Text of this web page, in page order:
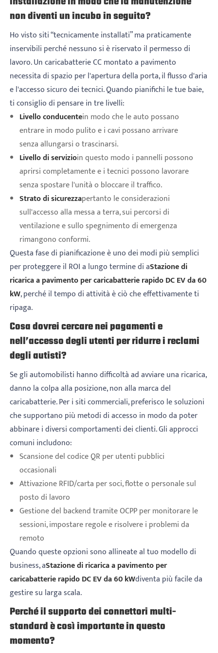
non diventi un incubo in seguito?
Ho visto siti “tecnicamente installati” ma praticamente
inservibili perché nessuno si è riservato il permesso di
lavoro. Un caricabatterie CC montato a pavimento
necessita di spazio per l'apertura della porta, il flusso d'aria
e l'accesso sicuro dei tecnici. Quando pianifichi le tue baie,
ti consiglio di pensare in tre livelli:
Livello conducentein modo che le auto possano
entrare in modo pulito e i cavi possano arrivare
senza allungarsi o trascinarsi.
Livello di servizioin questo modo i pannelli possono
aprirsi completamente e i tecnici possono lavorare
senza spostare l'unità o bloccare il traffico.
Strato di sicurezzapertanto le considerazioni
sull'accesso alla messa a terra, sui percorsi di
ventilazione e sullo spegnimento di emergenza
rimangono conformi.
Questa fase di pianificazione è uno dei modi più semplici
per proteggere il ROI a lungo termine di aStazione di
ricarica a pavimento per caricabatterie rapido DC EV da 60
kW, perché il tempo di attività è ciò che effettivamente ti
ripaga.
Cosa dovrei cercare nei pagamenti e
nell’accesso degli utenti per ridurre i reclami
degli autisti?
Se gli automobilisti hanno difficoltà ad avviare una ricarica,
danno la colpa alla posizione, non alla marca del
caricabatterie. Per i siti commerciali, preferisco le soluzioni
che supportano più metodi di accesso in modo da poter
abbinare i diversi comportamenti dei clienti. Gli approcci
comuni includono:
Scansione del codice QR per utenti pubblici
occasionali
Attivazione RFID/carta per soci, flotte o personale sul
posto di lavoro
Gestione del backend tramite OCPP per monitorare le
sessioni, impostare regole e risolvere i problemi da
remoto
Quando queste opzioni sono allineate al tuo modello di
business, aStazione di ricarica a pavimento per
caricabatterie rapido DC EV da 60 kWdiventa più facile da
gestire su larga scala.
Perché il supporto dei connettori multi-
standard è così importante in questo
momento?